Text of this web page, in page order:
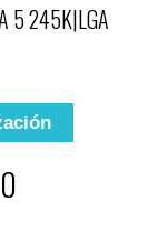
5 245K|LGA